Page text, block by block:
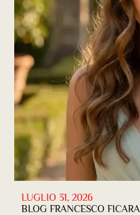
LUGLIO 31, 2026
BLOG FRANCESCO FICARA